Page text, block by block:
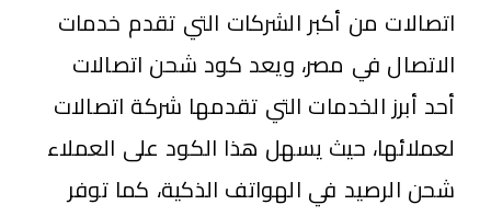
اتصالات من أكبر الشركات التي تقدم خدمات
الاتصال في مصر، ويعد كود شحن اتصالات
أحد أبرز الخدمات التي تقدمها شركة اتصالات
لعملائها، حيث يسهل هذا الكود على العملاء
شحن الرصيد في الهواتف الذكية، كما توفر